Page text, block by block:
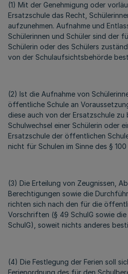
(1) Mit der Genehmigung oder
Ersatzschule das Recht,
aufzunehmen. Aufnahme und
Schülerinnen und Schüler sind der
Schülerin oder des Schülers
von der Schulaufsichtsbehörde
(2) Ist die Aufnahme von
öffentliche Schule an
diese auch von der Ersatzschule zu
Schulwechsel einer Schülerin oder
Ersatzschule der öffentlichen
nicht für Schulen im Sinne des § 100
(3) Die Erteilung von Zeugnissen,
Berechtigungen sowie die
richten sich nach den für die
Vorschriften (§ 49 SchulG sowie
SchulG), soweit nichts anderes
(4) Die Festlegung der Ferien soll
Ferienordnung des für den